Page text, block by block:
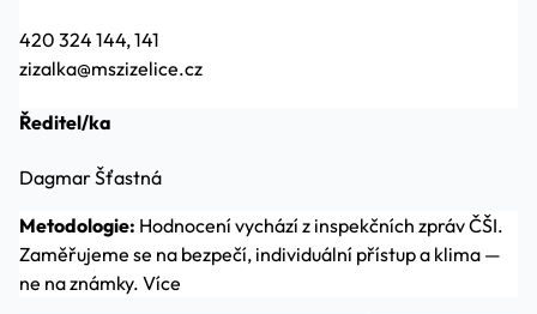
420 324 144, 141
zizalka@mszizelice.cz
Ředitel/ka
Dagmar Šťastná
Metodologie: Hodnocení vychází z inspekčních zpráv ČŠI.
Zaměřujeme se na bezpečí, individuální přístup a klima —
ne na známky. Více